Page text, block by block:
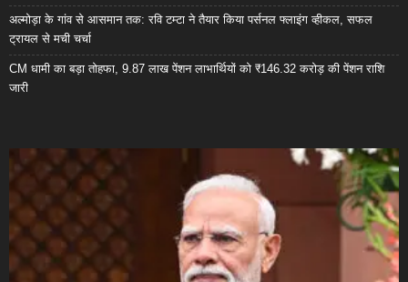
अल्मोड़ा के गांव से आसमान तक: रवि टम्टा ने तैयार किया पर्सनल फ्लाइंग व्हीकल, सफल
ट्रायल से मची चर्चा
CM धामी का बड़ा तोहफा, 9.87 लाख पेंशन लाभार्थियों को ₹146.32 करोड़ की पेंशन राशि
जारी